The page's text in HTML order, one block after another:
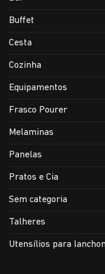
Buffet
Cesta
Cozinha
Equipamentos
Frasco Pourer
Melaminas
Panelas
Pratos e Cia
Sem categoria
Talheres
Utensílios para